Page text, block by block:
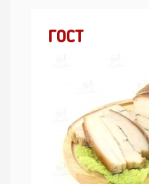
ГОСТ